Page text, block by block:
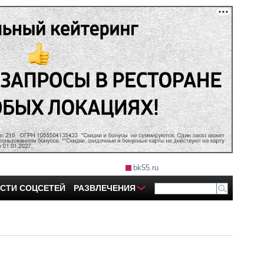
bk55.ru
СОЦСЕТЕЙ РАЗВЛЕЧЕНИЯ